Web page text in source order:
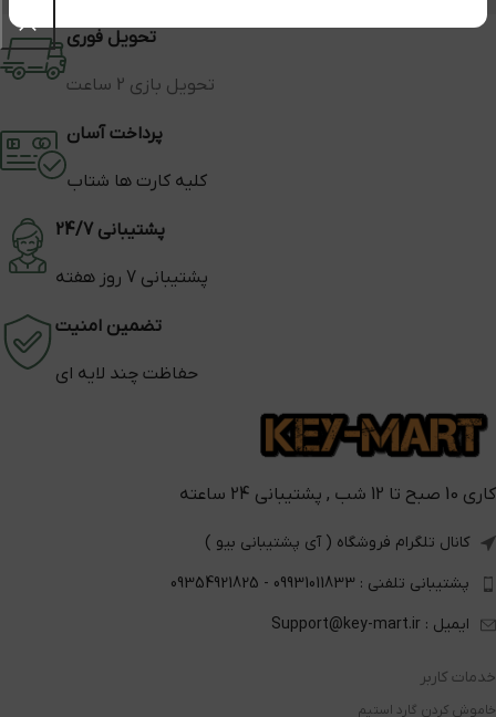
تحویل فوری
تحویل بازی 2 ساعت
پرداخت آسان
کلیه کارت ها شتاب
پشتیبانی 24/7
پشتیبانی 7 روز هفته
تضمین امنیت
حفاظت چند لایه ای
کاری 10 صبح تا 12 شب , پشتیبانی 24 ساعته
کانال تلگرام فروشگاه ( آی پشتیبانی بیو )
پشتیبانی تلفنی : 09931011833 - 09354921825
ایمیل : Support@key-mart.ir
خدمات کاربر
خاموش کردن گارد استیم